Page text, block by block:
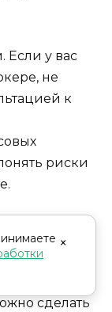
Если у вас
не
к
риски
и его
сделать
×